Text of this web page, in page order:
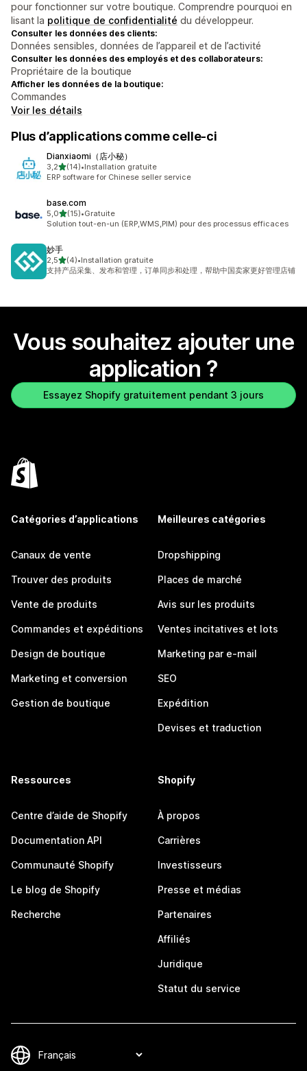
pour fonctionner sur votre boutique. Comprendre pourquoi en
lisant la politique de confidentialité du développeur.
Consulter les données des clients:
Données sensibles, données de l’appareil et de l’activité
Consulter les données des employés et des collaborateurs:
Propriétaire de la boutique
Afficher les données de la boutique:
Commandes
Voir les détails
Plus d’applications comme celle-ci
Dianxiaomi（店小秘）
3,2étoile(s) sur 5
(14)
14 avis au total
•Installation gratuite
ERP software for Chinese seller service
base.com
5,0étoile(s) sur 5
(15)
15 avis au total
•Gratuite
Solution tout-en-un (ERP,WMS,PIM) pour des processus efficaces
妙手
2,5étoile(s) sur 5
(4)
4 avis au total
•Installation gratuite
支持产品采集、发布和管理，订单同步和处理，帮助中国卖家更好管理店铺
Vous souhaitez ajouter une
application ?
Essayez Shopify gratuitement pendant 3 jours
Catégories d’applications
Canaux de vente
Trouver des produits
Vente de produits
Commandes et expéditions
Design de boutique
Marketing et conversion
Gestion de boutique
Meilleures catégories
Dropshipping
Places de marché
Avis sur les produits
Ventes incitatives et lots
Marketing par e-mail
SEO
Expédition
Devises et traduction
Ressources
Centre d’aide de Shopify
Documentation API
Communauté Shopify
Le blog de Shopify
Recherche
Shopify
À propos
Carrières
Investisseurs
Presse et médias
Partenaires
Affiliés
Juridique
Statut du service